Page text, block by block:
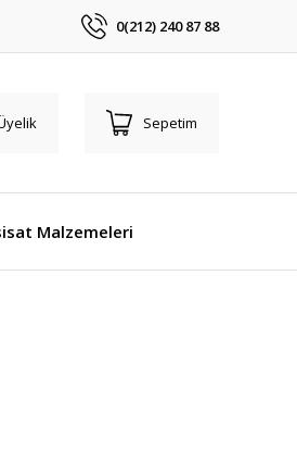
0(212) 240 87 88
Sepetim
Malzemeleri